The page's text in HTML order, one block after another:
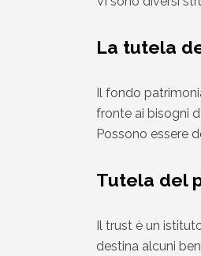
La tutela
Il fondo
fronte ai bisogni
Possono essere
Tutela del
Il trust è un
destina alcuni